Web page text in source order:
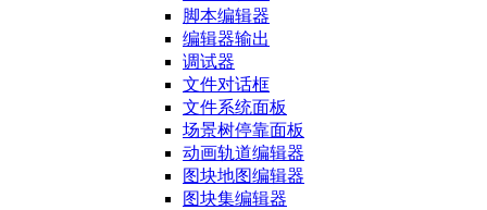
脚本编辑器
编辑器输出
调试器
文件对话框
文件系统面板
场景树停靠面板
动画轨道编辑器
图块地图编辑器
图块集编辑器